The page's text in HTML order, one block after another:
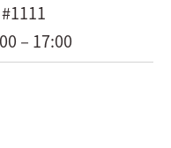
－17:00